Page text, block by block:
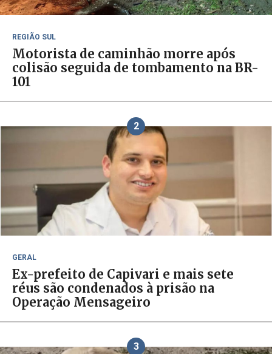
REGIÃO SUL
Motorista de caminhão morre após
colisão seguida de tombamento na BR-
101
2
GERAL
Ex-prefeito de Capivari e mais sete
réus são condenados à prisão na
Operação Mensageiro
3